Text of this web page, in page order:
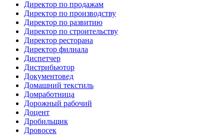
Директор по продажам
Директор по производству
Директор по развитию
Директор по строительству
Директор ресторана
Директор филиала
Диспетчер
Дистрибьютор
Документовед
Домашний текстиль
Домработница
Дорожный рабочий
Доцент
Дробильщик
Дровосек